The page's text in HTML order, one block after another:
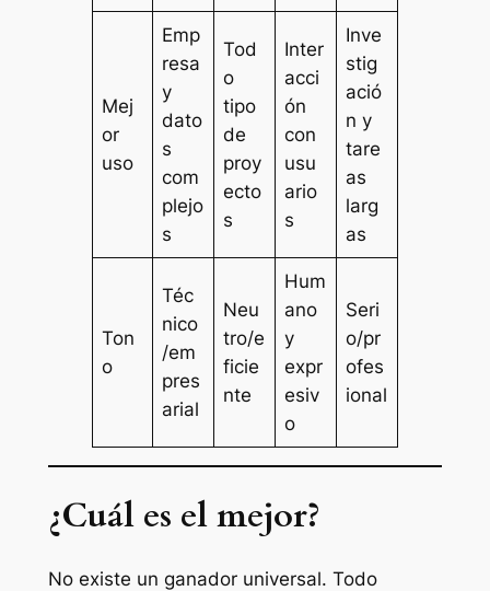
Mej
or
uso
Emp
resa
y
dato
s
com
plejo
s
Tod
o
tipo
de
proy
ecto
s
Inter
acci
ón
con
usu
ario
s
Inve
stig
ació
n y
tare
as
larg
as
Ton
o
Téc
nico
/em
pres
arial
Neu
tro/e
ficie
nte
Hum
ano
y
expr
esiv
o
Seri
o/pr
ofes
ional
¿Cuál es el mejor?
No existe un ganador universal. Todo